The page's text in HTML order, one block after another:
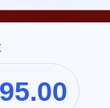
95.00
cena